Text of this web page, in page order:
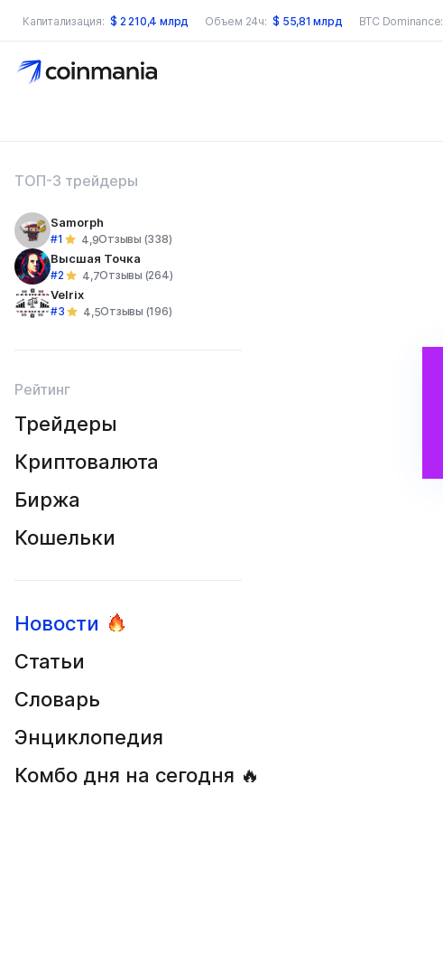
Капитализация: $ 2 210,4 млрд Объем 24ч: $ 55,81 млрд BTC Dominance:
по сайту
ТОП-3 трейдеры
Samorph
#1 4,9Отзывы (338)
Высшая Точка
#2 4,7Отзывы (264)
Velrix
#3 4,5Отзывы (196)
Рейтинг
Трейдеры
Криптовалюта
Биржа
Кошельки
Новости
Статьи
Словарь
Энциклопедия
Комбо дня на сегодня 🔥